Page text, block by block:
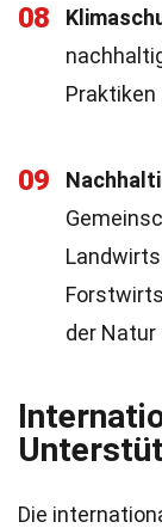
08
09
der Natur
Die